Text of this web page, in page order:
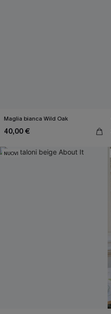
Maglia bianca Wild Oak
40,00 €
NUOVI